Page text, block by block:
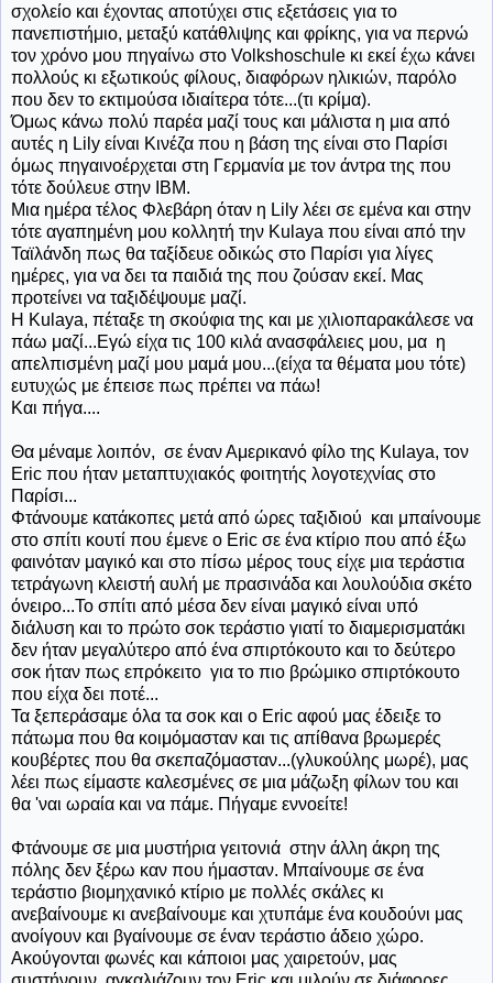
σχολείο και έχοντας αποτύχει στις εξετάσεις για το
πανεπιστήμιο, μεταξύ κατάθλιψης και φρίκης, για να περνώ
τον χρόνο μου πηγαίνω στο Volkshoschule κι εκεί έχω κάνει
πολλούς κι εξωτικούς φίλους, διαφόρων ηλικιών, παρόλο
που δεν το εκτιμούσα ιδιαίτερα τότε...(τι κρίμα).
Όμως κάνω πολύ παρέα μαζί τους και μάλιστα η μια από
αυτές η Lily είναι Κινέζα που η βάση της είναι στο Παρίσι
όμως πηγαινοέρχεται στη Γερμανία με τον άντρα της που
τότε δούλευε στην IBM.
Μια ημέρα τέλος Φλεβάρη όταν η Lily λέει σε εμένα και στην
τότε αγαπημένη μου κολλητή την Kulaya που είναι από την
Ταϊλάνδη πως θα ταξίδευε οδικώς στο Παρίσι για λίγες
ημέρες, για να δει τα παιδιά της που ζούσαν εκεί. Μας
προτείνει να ταξιδέψουμε μαζί.
Η Kulaya, πέταξε τη σκούφια της και με χιλιοπαρακάλεσε να
πάω μαζί...Εγώ είχα τις 100 κιλά ανασφάλειες μου, μα η
απελπισμένη μαζί μου μαμά μου...(είχα τα θέματα μου τότε)
ευτυχώς με έπεισε πως πρέπει να πάω!
Και πήγα....
Θα μέναμε λοιπόν, σε έναν Αμερικανό φίλο της Kulaya, τον
Eric που ήταν μεταπτυχιακός φοιτητής λογοτεχνίας στο
Παρίσι...
Φτάνουμε κατάκοπες μετά από ώρες ταξιδιού και μπαίνουμε
στο σπίτι κουτί που έμενε ο Eric σε ένα κτίριο που από έξω
φαινόταν μαγικό και στο πίσω μέρος τους είχε μια τεράστια
τετράγωνη κλειστή αυλή με πρασινάδα και λουλούδια σκέτο
όνειρο...Το σπίτι από μέσα δεν είναι μαγικό είναι υπό
διάλυση και το πρώτο σοκ τεράστιο γιατί το διαμερισματάκι
δεν ήταν μεγαλύτερο από ένα σπιρτόκουτο και το δεύτερο
σοκ ήταν πως επρόκειτο για το πιο βρώμικο σπιρτόκουτο
που είχα δει ποτέ...
Τα ξεπεράσαμε όλα τα σοκ και ο Eric αφού μας έδειξε το
πάτωμα που θα κοιμόμασταν και τις απίθανα βρωμερές
κουβέρτες που θα σκεπαζόμασταν...(γλυκούλης μωρέ), μας
λέει πως είμαστε καλεσμένες σε μια μάζωξη φίλων του και
θα 'ναι ωραία και να πάμε. Πήγαμε εννοείτε!
Φτάνουμε σε μια μυστήρια γειτονιά στην άλλη άκρη της
πόλης δεν ξέρω καν που ήμασταν. Μπαίνουμε σε ένα
τεράστιο βιομηχανικό κτίριο με πολλές σκάλες κι
ανεβαίνουμε κι ανεβαίνουμε και χτυπάμε ένα κουδούνι μας
ανοίγουν και βγαίνουμε σε έναν τεράστιο άδειο χώρο.
Ακούγονται φωνές και κάποιοι μας χαιρετούν, μας